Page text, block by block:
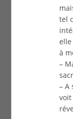
tel
à
–
– A
voit